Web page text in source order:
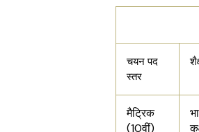
चयन पद
स्तर
मैट्रिक
(10वीं)